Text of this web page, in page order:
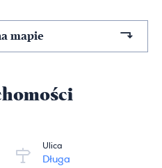
mapie
Ulica
Długa